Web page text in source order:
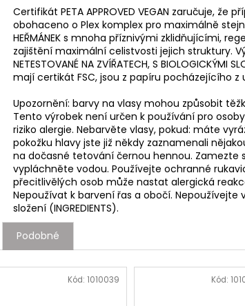
Certifikát PETA APPROVED VEGAN zaručuje,
obohaceno o Plex komplex pro maximálně
HEŘMÁNEK s mnoha příznivými zklidňujícími,
zajištění maximální celistvosti jejich struktury.
NETESTOVANÉ NA ZVÍŘATECH, S BIOLOGICKÝMI
mají certikát FSC, jsou z papíru pocházejícího z
Upozornění: barvy na vlasy mohou způsobit
Tento výrobek není určen k používání pro
riziko alergie. Nebarvěte vlasy, pokud: máte
pokožku hlavy jste již někdy zaznamenali
na dočasné tetování černou hennou. Zamezte
vypláchněte vodou. Používejte ochranné
přecitlivělých osob může nastat alergická
Nepoužívat k barvení řas a obočí.
složení (INGREDIENTS).
Podobné
Kód: 1010039 Kód: